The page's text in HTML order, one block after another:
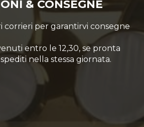
& CONSEGNE
corrieri per garantirvi consegne
entro le 12,30, se pronta
nella stessa giornata.